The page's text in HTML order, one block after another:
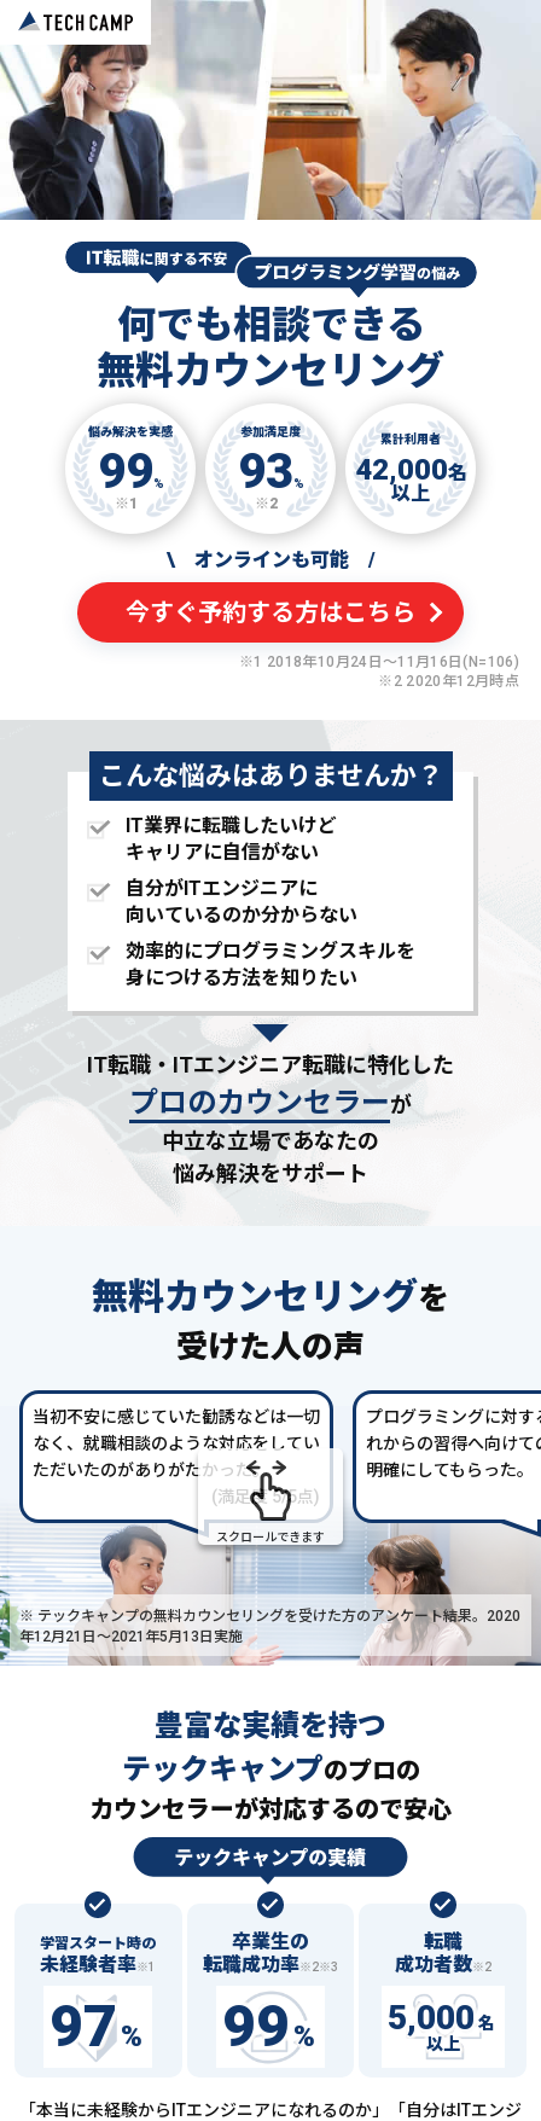
何でも相談できる
無料カウンセリング
悩み解決を実感
99%
※1
参加満足度
93%
※2
累計利用者
42,000名
以上
\ オンラインも可能 /
今すぐ予約する方はこちら
※1 2018年10月24日〜11月16日(N=106)
※2 2020年12月時点
こんな悩みはありませんか？
IT業界に転職したいけど
キャリアに自信がない
自分がITエンジニアに
向いているのか分からない
効率的にプログラミングスキルを
身につける方法を知りたい
IT転職・ITエンジニア転職に特化した
プロのカウンセラーが
中立な立場であなたの
悩み解決をサポート
無料カウンセリングを
受けた人の声
当初不安に感じていた勧誘などは一切
なく、就職相談のような対応をしてい
ただいたのがありがたかった。
(満足度 5/5点)
プログラミングに対
れからの習得へ向け
明確にしてもらった。
スクロールできます
※ テックキャンプの無料カウンセリングを受けた方のアンケート結果。2020
年12月21日〜2021年5月13日実施
豊富な実績を持つ
テックキャンプのプロの
カウンセラーが対応するので安心
学習スタート時の
未経験者率※1
97%
卒業生の
転職成功率※2※3
99%
転職
成功者数※2
5,000 名
以上
「本当に未経験からITエンジニアになれるのか」「自分はITエンジ